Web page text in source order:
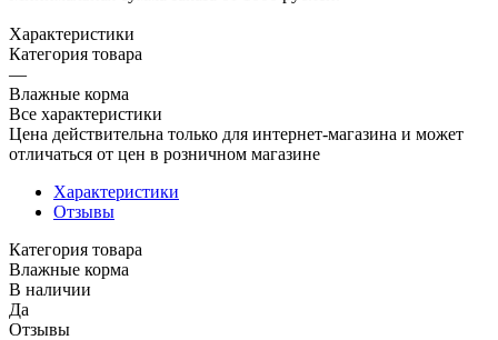
Характеристики
Категория товара
—
Влажные корма
Все характеристики
Цена действительна только для интернет-магазина и может
отличаться от цен в розничном магазине
Характеристики
Отзывы
Категория товара
Влажные корма
В наличии
Да
Отзывы